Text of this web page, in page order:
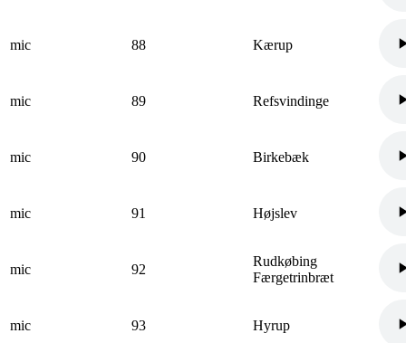
mic 88 Kærup
mic 89 Refsvindinge
mic 90 Birkebæk
mic 91 Højslev
mic 92
Rudkøbing
Færgetrinbræt
mic 93 Hyrup